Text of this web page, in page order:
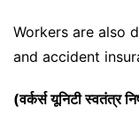
Workers are also
and accident
(वर्कर्स यूनिटी स्वतंत्र